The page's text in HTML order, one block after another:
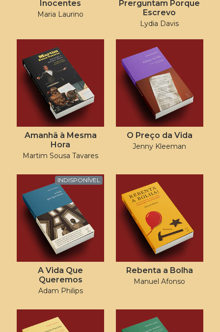
Inocentes
Maria Laurino
Prerguntam Porque
Escrevo
Lydia Davis
Amanhã à Mesma
Hora
Martim Sousa Tavares
O Preço da Vida
Jenny Kleeman
INDISPONÍVEL
A Vida Que
Queremos
Adam Philips
Rebenta a Bolha
Manuel Afonso